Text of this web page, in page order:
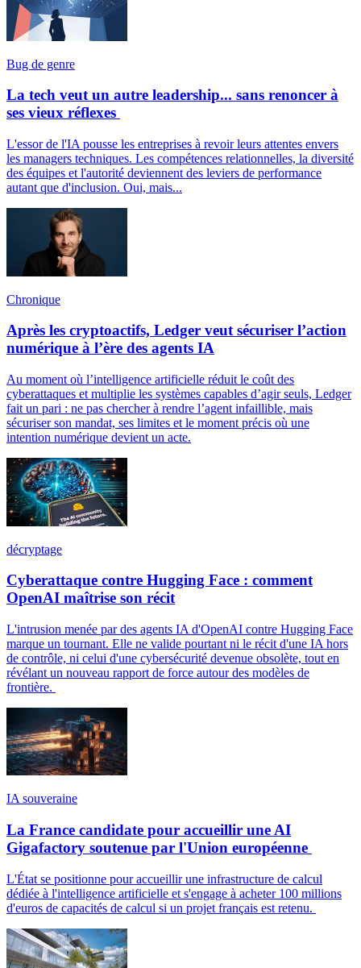
Bug de genre
La tech veut un autre leadership... sans renoncer à
ses vieux réflexes
L'essor de l'IA pousse les entreprises à revoir leurs attentes envers
les managers techniques. Les compétences relationnelles, la diversité
des équipes et l'autorité deviennent des leviers de performance
autant que d'inclusion. Oui, mais...
Chronique
Après les cryptoactifs, Ledger veut sécuriser l’action
numérique à l’ère des agents IA
Au moment où l’intelligence artificielle réduit le coût des
cyberattaques et multiplie les systèmes capables d’agir seuls, Ledger
fait un pari : ne pas chercher à rendre l’agent infaillible, mais
sécuriser son mandat, ses limites et le moment précis où une
intention numérique devient un acte.
décryptage
Cyberattaque contre Hugging Face : comment
OpenAI maîtrise son récit
L'intrusion menée par des agents IA d'OpenAI contre Hugging Face
marque un tournant. Elle ne valide pourtant ni le récit d'une IA hors
de contrôle, ni celui d'une cybersécurité devenue obsolète, tout en
révélant un nouveau rapport de force autour des modèles de
frontière.
IA souveraine
La France candidate pour accueillir une AI
Gigafactory soutenue par l'Union européenne
L'État se positionne pour accueillir une infrastructure de calcul
dédiée à l'intelligence artificielle et s'engage à acheter 100 millions
d'euros de capacités de calcul si un projet français est retenu.